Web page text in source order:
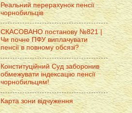
Реальний перерахунок пенсії
чорнобильців
СКАСОВАНО постанову №821 |
Чи почне ПФУ виплачувати
пенсії в повному обсязі?
Конституційний Суд заборонив
обмежувати індексацію пенсії
чорнобильцям!
Карта зони відчуження